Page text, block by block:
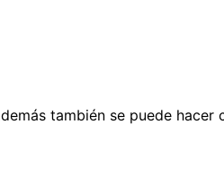
también se puede hacer